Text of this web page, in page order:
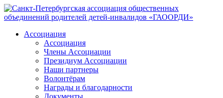
Ассоциация
Ассоциация
Члены Ассоциации
Президиум Ассоциации
Наши партнеры
Волонтёрам
Награды и благодарности
Документы